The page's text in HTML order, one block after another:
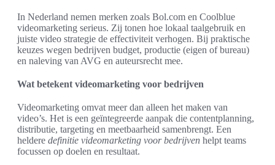
In Nederland nemen merken zoals Bol.com en Coolblue
videomarketing serieus. Zij tonen hoe lokaal taalgebruik en
juiste video strategie de effectiviteit verhogen. Bij praktische
keuzes wegen bedrijven budget, productie (eigen of bureau)
en naleving van AVG en auteursrecht mee.
Wat betekent videomarketing voor bedrijven
Videomarketing omvat meer dan alleen het maken van
video’s. Het is een geïntegreerde aanpak die contentplanning,
distributie, targeting en meetbaarheid samenbrengt. Een
heldere definitie videomarketing voor bedrijven helpt teams
focussen op doelen en resultaat.